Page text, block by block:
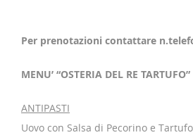
Per prenotazioni contattare
MENU’ “OSTERIA DEL RE TARTUFO”
ANTIPASTI
Uovo con Salsa di Pecorino e